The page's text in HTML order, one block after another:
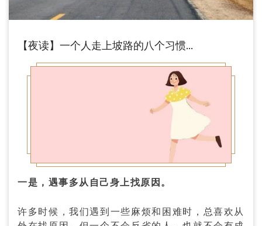
【夜读】一个人走上坡路的八个习惯…
一是，遇事多从自己身上找原因。
许多时候，我们遇到一些麻烦和困难时，总喜欢从